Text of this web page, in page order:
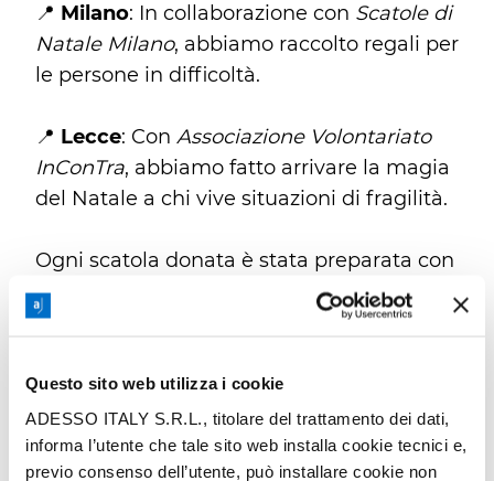
Questo sito web utilizza i cookie
ADESSO ITALY S.R.L., titolare del trattamento dei dati,
informa l’utente che tale sito web installa cookie tecnici e,
previo consenso dell’utente, può installare cookie non
📍 Milano: In collaborazione con Scatole di
Natale Milano, abbiamo raccolto regali per
le persone in difficoltà.
📍 Lecce: Con Associazione Volontariato
InConTra, abbiamo fatto arrivare la magia
del Natale a chi vive situazioni di fragilità.
Ogni scatola donata è stata preparata con
cura, includendo piccoli pensieri come
oggetti caldi, prodotti per la cura
biglietto gentile, per far sentire ogni
destinatario speciale.